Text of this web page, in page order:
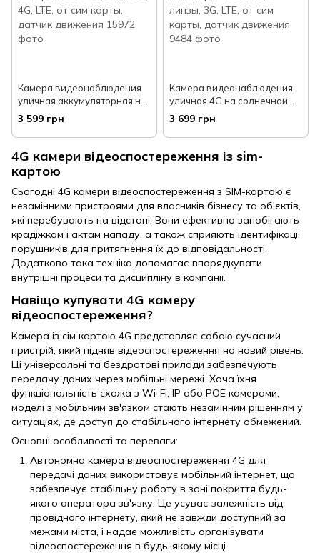
Камера видеонаблюдения
уличная аккумуляторная на
солнечной батарее IP
камера V380 Pro, 5 Мп, 3G,
4G, LTE, от сим карты, датчик
движения
3 599 грн
Камера видеонаблюдения
уличная 4G на солнечной
батарее и аккумуляторе IP
камера V380 Pro, 3 линзы,
3G, LTE, от сим карты, датчик
движения
3 699 грн
4G камери відеоспостереження із sim-
картою
Сьогодні 4G камери відеоспостереження з SIM-картою є
незамінними пристроями для власників бізнесу та об'єктів,
які перебувають на відстані. Вони ефективно запобігають
крадіжкам і актам нападу, а також сприяють ідентифікації
порушників для притягнення їх до відповідальності.
Додатково така техніка допомагає впорядкувати
внутрішні процеси та дисципліну в компанії.
Навіщо купувати 4G камеру
відеоспостереження?
Камера із сім картою 4G представляє собою сучасний
пристрій, який підняв відеоспостереження на новий рівень.
Ці універсальні та бездротові прилади забезпечують
передачу даних через мобільні мережі. Хоча їхня
функціональність схожа з Wi-Fi, IP або POE камерами,
моделі з мобільним зв'язком стають незамінним рішенням у
ситуаціях, де доступ до стабільного інтернету обмежений.
Основні особливості та переваги:
Автономна камера відеоспостереження 4G для
передачі даних використовує мобільний інтернет, що
забезпечує стабільну роботу в зоні покриття будь-
якого оператора зв'язку. Це усуває залежність від
провідного інтернету, який не завжди доступний за
межами міста, і надає можливість організувати
відеоспостереження в будь-якому місці.